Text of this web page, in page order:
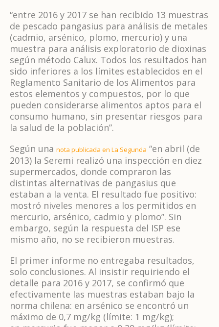
“entre 2016 y 2017 se han recibido 13 muestras
de pescado pangasius para análisis de metales
(cadmio, arsénico, plomo, mercurio) y una
muestra para análisis exploratorio de dioxinas
según método Calux. Todos los resultados han
sido inferiores a los límites establecidos en el
Reglamento Sanitario de los Alimentos para
estos elementos y compuestos, por lo que
pueden considerarse alimentos aptos para el
consumo humano, sin presentar riesgos para
la salud de la población”.
Según una nota publicada en La Segunda “en abril (de
2013) la Seremi realizó una inspección en diez
supermercados, donde compraron las
distintas alternativas de pangasius que
estaban a la venta. El resultado fue positivo:
mostró niveles menores a los permitidos en
mercurio, arsénico, cadmio y plomo”. Sin
embargo, según la respuesta del ISP ese
mismo año, no se recibieron muestras.
El primer informe no entregaba resultados,
solo conclusiones. Al insistir requiriendo el
detalle para 2016 y 2017, se confirmó que
efectivamente las muestras estaban bajo la
norma chilena: en arsénico se encontró un
máximo de 0,7 mg/kg (límite: 1 mg/kg);